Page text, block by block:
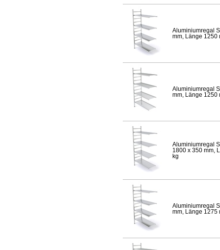
Aluminiumregal
mm, Länge 1250
Aluminiumregal
mm, Länge 1250
Aluminiumregal
1800 x 350 mm,
kg
Aluminiumregal
mm, Länge 1275